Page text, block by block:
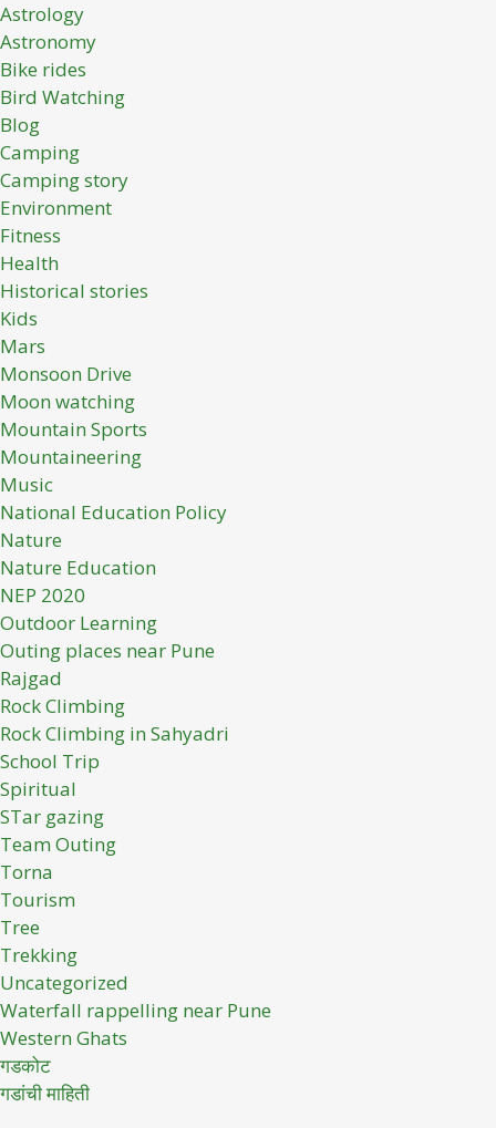
Astrology
Astronomy
Bike rides
Bird Watching
Blog
Camping
Camping story
Environment
Fitness
Health
Historical stories
Kids
Mars
Monsoon Drive
Moon watching
Mountain Sports
Mountaineering
Music
National Education Policy
Nature
Nature Education
NEP 2020
Outdoor Learning
Outing places near Pune
Rajgad
Rock Climbing
Rock Climbing in Sahyadri
School Trip
Spiritual
STar gazing
Team Outing
Torna
Tourism
Tree
Trekking
Uncategorized
Waterfall rappelling near Pune
Western Ghats
गडकोट
गडांची माहिती